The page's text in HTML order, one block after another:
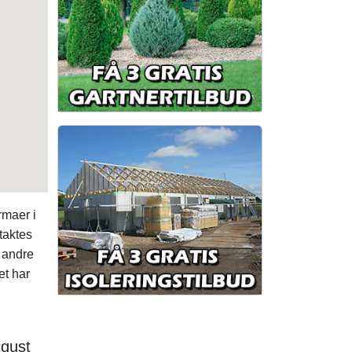
i
har